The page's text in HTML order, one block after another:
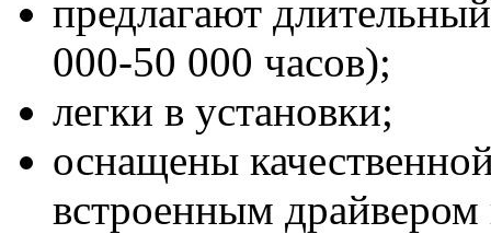
предлагают
000-50 000 часов);
легки в установки;
оснащены
встроенным